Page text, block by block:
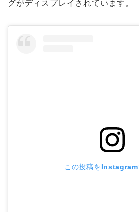
グがディスプレイされています。
この投稿をInstagram